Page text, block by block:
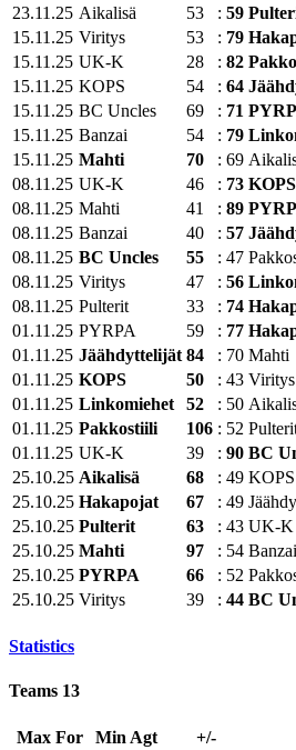
23.11.25 Aikalisä 53 : 59
15.11.25 Viritys 53 : 79
15.11.25 UK-K 28 : 82
15.11.25 KOPS 54 : 64
15.11.25 BC Uncles 69 : 71
15.11.25 Banzai 54 : 79
15.11.25 Mahti 70 : 69
08.11.25 UK-K 46 : 73 KOPS
08.11.25 Mahti 41 : 89
08.11.25 Banzai 40 : 57
08.11.25 BC Uncles 55 : 47
08.11.25 Viritys 47 : 56
08.11.25 Pulterit 33 : 74
01.11.25 PYRPA 59 : 77
01.11.25 Jäähdyttelijät 84 : 70 Mahti
01.11.25 KOPS 50 : 43 Viritys
01.11.25 Linkomiehet 52 : 50
01.11.25 Pakkostiili 106 : 52
01.11.25 UK-K 39 : 90 BC
25.10.25 Aikalisä 68 : 49 KOPS
25.10.25 Hakapojat 67 : 49
25.10.25 Pulterit 63 : 43 UK-K
25.10.25 Mahti 97 : 54 Banzai
25.10.25 PYRPA 66 : 52
25.10.25 Viritys 39 : 44 BC
Statistics
Teams 13
Max For Min Agt
+/-